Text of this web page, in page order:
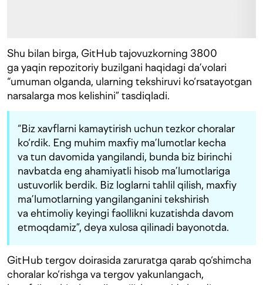
Shu bilan birga, GitHub tajovuzkorning 3800
ga yaqin repozitoriy buzilgani haqidagi da’volari
“umuman olganda, ularning tekshiruvi ko‘rsatayotgan
narsalarga mos kelishini” tasdiqladi.
“Biz xavflarni kamaytirish uchun tezkor choralar
ko‘rdik. Eng muhim maxfiy ma’lumotlar kecha
va tun davomida yangilandi, bunda biz birinchi
navbatda eng ahamiyatli hisob ma’lumotlariga
ustuvorlik berdik. Biz loglarni tahlil qilish, maxfiy
ma’lumotlarning yangilanganini tekshirish
va ehtimoliy keyingi faollikni kuzatishda davom
etmoqdamiz”, deya xulosa qilinadi bayonotda.
GitHub tergov doirasida zaruratga qarab qo‘shimcha
choralar ko‘rishga va tergov yakunlangach,